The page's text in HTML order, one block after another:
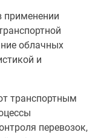
применении
облачных
и
транспортным
перевозок,